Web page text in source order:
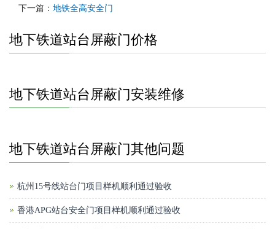
下一篇： 地铁全高安全门
地下铁道站台屏蔽门价格
地下铁道站台屏蔽门安装维修
地下铁道站台屏蔽门其他问题
杭州15号线站台门项目样机顺利通过验收
香港APG站台安全门项目样机顺利通过验收